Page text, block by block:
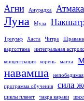
Агни Анурадха
Луна Мула
Триумф Хаста Читра Шравана
варготтама
интегральная
концентрация корень магха
навамша непобедимая
программа обучения сила
циклы планет
чакра караки